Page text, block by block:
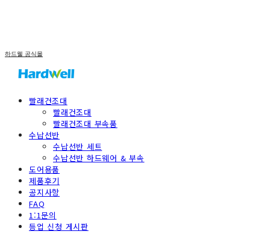
하드웰 공식몰
빨래건조대
빨래건조대
빨래건조대 부속품
수납선반
수납선반 세트
수납선반 하드웨어 & 부속
도어용품
제품후기
공지사항
FAQ
1:1문의
등업 신청 게시판